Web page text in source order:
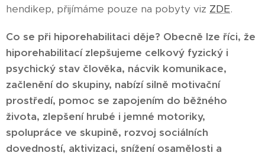
hendikep, přijímáme pouze na pobyty viz ZDE.
Co se při hiporehabilitaci děje? Obecně lze říci, že
hiporehabilitací zlepšujeme celkový fyzický i
psychický stav člověka, nácvik komunikace,
začlenění do skupiny, nabízí silně motivační
prostředí, pomoc se zapojením do běžného
života, zlepšení hrubé i jemné motoriky,
spolupráce ve skupině, rozvoj sociálních
dovedností, aktivizaci, snížení osamělosti a